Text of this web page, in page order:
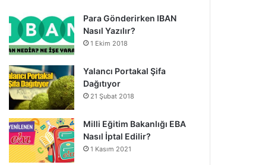
Para Gönderirken IBAN
Nasıl Yazılır?
1 Ekim 2018
Yalancı Portakal Şifa
Dağıtıyor
21 Şubat 2018
Milli Eğitim Bakanlığı EBA
Nasıl İptal Edilir?
1 Kasım 2021